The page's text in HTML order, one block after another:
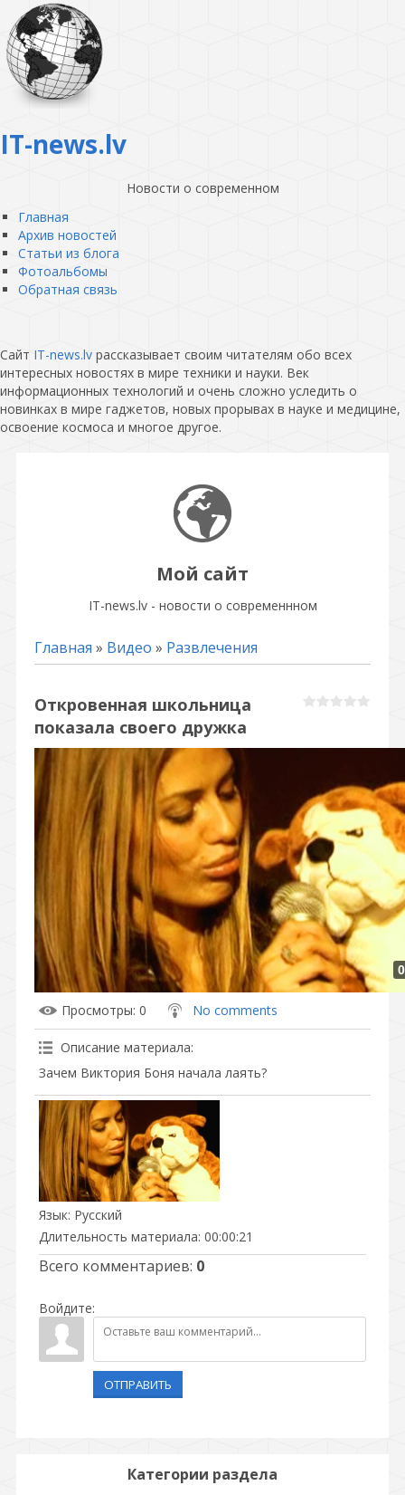
IT-news.lv
Новости о современном
Главная
Архив новостей
Статьи из блога
Фотоальбомы
Обратная связь
Сайт IT-news.lv рассказывает своим читателям обо всех
интересных новостях в мире техники и науки. Век
информационных технологий и очень сложно уследить о
новинках в мире гаджетов, новых прорывах в науке и медицине,
освоение космоса и многое другое.
Мой сайт
IT-news.lv - новости о современнном
Главная » Видео » Развлечения
Откровенная школьница
показала своего дружка
Просмотры: 0 No comments
Описание материала:
Зачем Виктория Боня начала лаять?
Язык: Русский
Длительность материала: 00:00:21
Всего комментариев: 0
Войдите:
ОТПРАВИТЬ
Категории раздела